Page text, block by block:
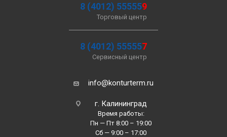
8 (4012) 555559
Торговый центр
8 (4012) 555557
Сервисный центр
info@konturterm.ru
г. Калининград
Время работы:
Пн — Пт 8:00 – 19:00
Сб — 9:00 – 17:00